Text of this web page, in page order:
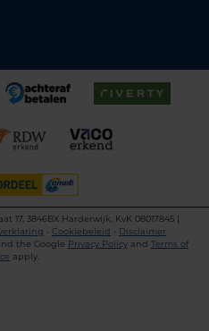
17, 3846BX Harderwijk, KvK 08017845 |
• Cookiebeleid • Disclaimer
the Google Privacy Policyand Terms of
apply.